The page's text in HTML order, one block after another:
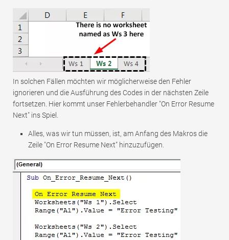
In solchen Fällen möchten wir möglicherweise den Fehler
ignorieren und die Ausführung des Codes in der nächsten Zeile
fortsetzen. Hier kommt unser Fehlerbehandler "On Error Resume
Next" ins Spiel.
Alles, was wir tun müssen, ist, am Anfang des Makros die
Zeile "On Error Resume Next" hinzuzufügen.